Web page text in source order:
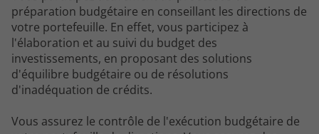
préparation budgétaire en conseillant les directions de
votre portefeuille. En effet, vous participez à
l'élaboration et au suivi du budget des
investissements, en proposant des solutions
d'équilibre budgétaire ou de résolutions
d'inadéquation de crédits.
Vous assurez le contrôle de l'exécution budgétaire de